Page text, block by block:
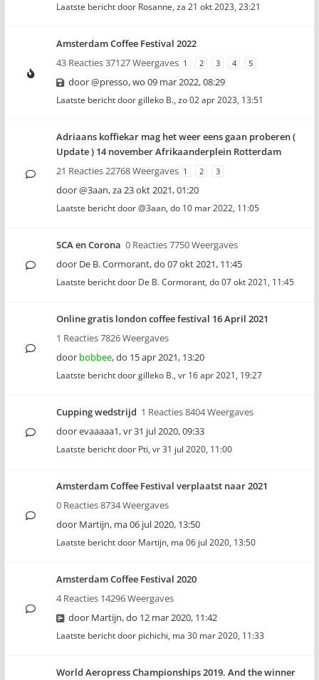
Laatste bericht door Rosanne, za 21 okt 2023, 23:21
Amsterdam Coffee Festival 2022
43 Reacties 37127 Weergaves 1 2 3 4 5
door@presso,wo 09 mar 2022, 08:29
Laatste bericht doorgilleko B., zo 02 apr 2023, 13:51
Adriaans koffiekar mag het weer eens gaan proberen (
Update ) 14 november Afrikaanderplein Rotterdam
21 Reacties 22768 Weergaves 1 2 3
door@3aan,za 23 okt 2021, 01:20
Laatste bericht door@3aan, do 10 mar 2022, 11:05
SCA en Corona 0 Reacties 7750 Weergaves
door De B. Cormorant,do 07 okt 2021, 11:45
Laatste bericht door De B. Cormorant, do 07 okt 2021, 11:45
Online gratis london coffee festival 16 April 2021
1 Reacties 7826 Weergaves
door bobbee,do 15 apr 2021, 13:20
Laatste bericht doorgilleko B., vr 16 apr 2021, 19:27
Cupping wedstrijd 1 Reacties 8404 Weergaves
doorevaaaaa1,vr 31 jul 2020, 09:33
Laatste bericht door Pti, vr 31 jul 2020, 11:00
Amsterdam Coffee Festival verplaatst naar 2021
0 Reacties 8734 Weergaves
door Martijn, ma 06 jul 2020, 13:50
Laatste bericht door Martijn, ma 06 jul 2020, 13:50
Amsterdam Coffee Festival 2020
4 Reacties 14296 Weergaves
door Martijn,do 12 mar 2020, 11:42
Laatste bericht door pichichi, ma 30 mar 2020, 11:33
World Aeropress Championships 2019. And the winner